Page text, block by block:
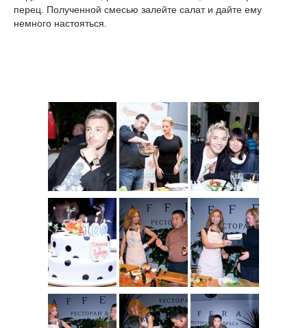
перец. Полученной смесью залейте салат и дайте ему
немного настояться.